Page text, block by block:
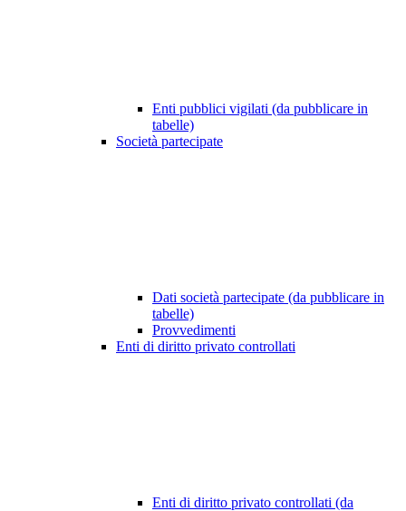
Enti pubblici vigilati (da pubblicare in
tabelle)
Società partecipate
Dati società partecipate (da pubblicare in
tabelle)
Provvedimenti
Enti di diritto privato controllati
Enti di diritto privato controllati (da